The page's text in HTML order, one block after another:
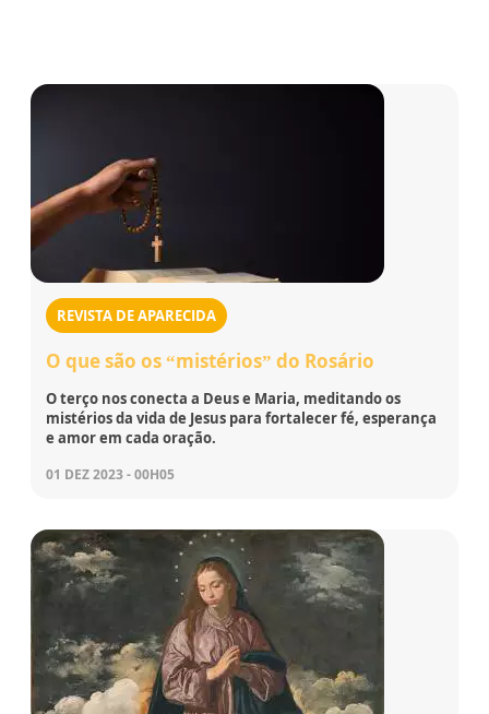
REVISTA DE APARECIDA
O que são os “mistérios” do Rosário
O terço nos conecta a Deus e Maria, meditando os
mistérios da vida de Jesus para fortalecer fé, esperança
e amor em cada oração.
01 DEZ 2023 - 00H05